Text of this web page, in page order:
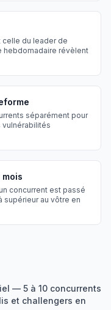
du leader de
hebdomadaire révèlent
séparément pour
vulnérabilités
concurrent est passé
supérieur au vôtre en
— 5 à 10 concurrents
et challengers en